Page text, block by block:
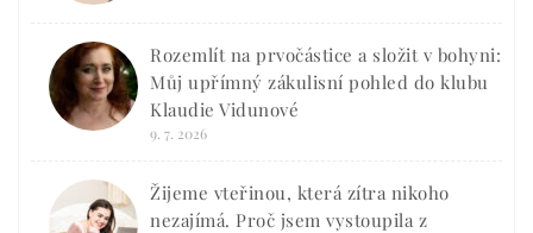
Rozemlít na prvočástice a složit v bohyni:
Můj upřímný zákulisní pohled do klubu
Klaudie Vidunové
9. 7. 2026
Žijeme vteřinou, která zítra nikoho
nezajímá. Proč jsem vystoupila z